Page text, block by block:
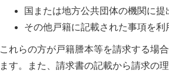
国または地方公共団体の機関に
その他戸籍に記載された事項を
これらの方が戸籍謄本等を請求する場
ます。また、請求書の記載から請求の